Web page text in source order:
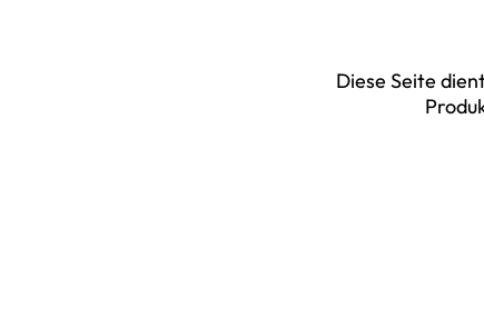
Diese Seite